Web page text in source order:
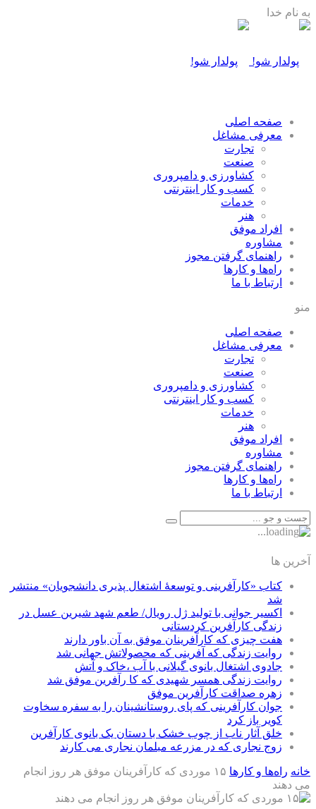
به نام خدا
صفحه اصلی
معرفی مشاغل
تجارت
صنعت
كشاورزی و دامپروری
كسب و كار اينترنتی
خدمات
هنر
افراد موفق
مشاوره
راهنمای گرفتن مجوز
راه‌ها و كارها
ارتباط با ما
منو
صفحه اصلی
معرفی مشاغل
تجارت
صنعت
كشاورزی و دامپروری
كسب و كار اينترنتی
خدمات
هنر
افراد موفق
مشاوره
راهنمای گرفتن مجوز
راه‌ها و كارها
ارتباط با ما
آخرین ها
کتاب «کارآفرینی و توسعۀ اشتغال پذیری دانشجویان» منتشر
شد
اکسیر جوانی با تولید ژل رویال/ طعم شهد شیرین عسل‌ در
زندگی کارآفرین کردستانی
هفت چیزی که کارآفرینان موفق به آن باور دارند
روایت زندگی که آفرینی که محصولاتش جهانی شد
جادوی اشتغال بانوی گیلانی با آب ،خاک و آتش
روایت زندگی همسر شهیدی که کا رآفرین موفق شد
زهره صداقت کارآفرین موفق
جوان کارآفرینی که پای روستانشینان را به سفره سخاوت
کویر باز کرد
خلق آثار ناب از چوب خشک با دستان یک بانوی کارآفرین
زوج نجاری که در مزرعه مبلمان نجاری می کارند
خانه راه‌ها و كارها
۱۵ موردی که کارآفرینان موفق هر روز انجام
می دهند